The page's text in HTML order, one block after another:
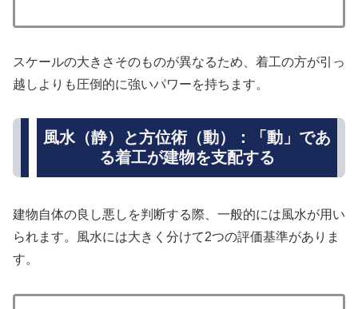
スケールの大きさそのものが異なるため、着工の方が引っ
越しよりも圧倒的に強いパワーを持ちます。
風水（静）と方位術（動）：「動」であ
る着工が建物を支配する
建物自体の良し悪しを判断する際、一般的には風水が用い
られます。風水には大きく分けて2つの評価基準がありま
す。